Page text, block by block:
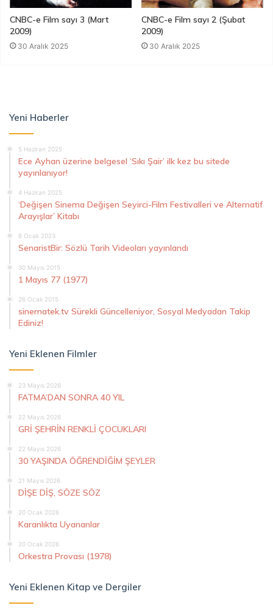
CNBC-e Film sayı 3 (Mart
2009)
30 Aralık 2025
CNBC-e Film sayı 2 (Şubat
2009)
30 Aralık 2025
Yeni Haberler
5 Haziran 2025
Ece Ayhan üzerine belgesel ‘Sıkı Şair’ ilk kez bu sitede
yayınlanıyor!
4 Haziran 2025
‘Değişen Sinema Değişen Seyirci-Film Festivalleri ve Alternatif
Arayışlar’ Kitabı
6 Ocak 2023
SenaristBir: Sözlü Tarih Videoları yayınlandı
30 Mayıs 2015
1 Mayıs 77 (1977)
26 Ocak 2015
sinematek.tv Sürekli Güncelleniyor, Sosyal Medyadan Takip
Ediniz!
Yeni Eklenen Filmler
23 Mayıs 2026
FATMA’DAN SONRA 40 YIL
22 Mayıs 2026
GRİ ŞEHRİN RENKLİ ÇOCUKLARI
22 Mayıs 2026
30 YAŞINDA ÖĞRENDİĞİM ŞEYLER
21 Mayıs 2026
DİŞE DİŞ, SÖZE SÖZ
20 Ocak 2026
Karanlıkta Uyananlar
20 Ocak 2026
Orkestra Provası (1978)
Yeni Eklenen Kitap ve Dergiler